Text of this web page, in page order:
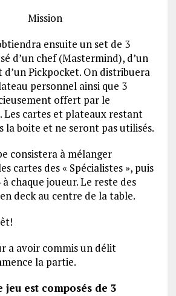
ensuite un set de 3
d’un chef (Mastermind), d’un
Pickpocket. On distribuera
personnel ainsi que 3
offert par le
Les cartes et plateaux restant
la boite et ne seront pas utilisés.
consistera à mélanger
cartes des « Spécialistes », puis
chaque joueur. Le reste des
deck au centre de la table.
a avoir commis un délit
la partie.
jeu est composés de 3